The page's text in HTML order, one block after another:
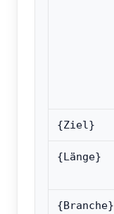
{Ziel}
{Länge}
{Branche}